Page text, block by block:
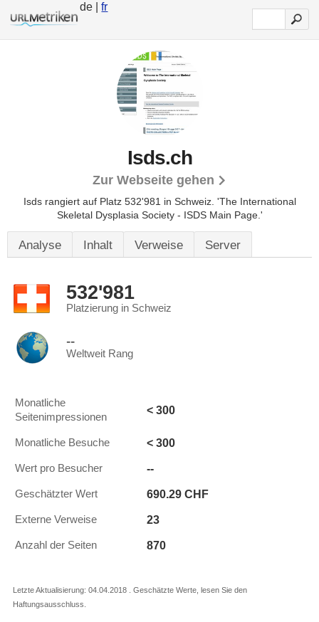
de |fr
Isds.ch
Zur Webseite gehen
Isds rangiert auf Platz 532'981 in Schweiz. 'The International
Skeletal Dysplasia Society - ISDS Main Page.'
Analyse Inhalt Verweise Server
532'981
Platzierung in Schweiz
--
Weltweit Rang
Monatliche
Seitenimpressionen
< 300
Monatliche Besuche < 300
Wert pro Besucher --
Geschätzter Wert 690.29 CHF
Externe Verweise 23
Anzahl der Seiten 870
Letzte Aktualisierung: 04.04.2018 . Geschätzte Werte, lesen Sie den
Haftungsausschluss.